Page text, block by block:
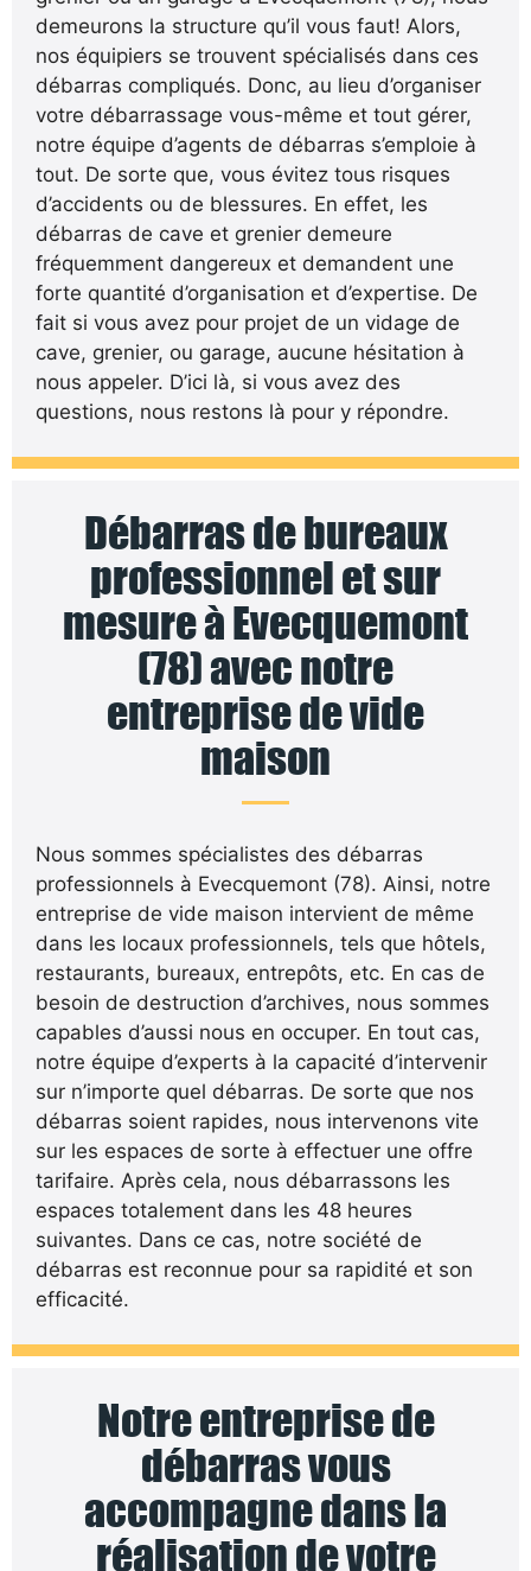
demeurons la structure qu’il vous faut! Alors,
nos équipiers se trouvent spécialisés dans ces
débarras compliqués. Donc, au lieu d’organiser
votre débarrassage vous-même et tout gérer,
notre équipe d’agents de débarras s’emploie à
tout. De sorte que, vous évitez tous risques
d’accidents ou de blessures. En effet, les
débarras de cave et grenier demeure
fréquemment dangereux et demandent une
forte quantité d’organisation et d’expertise. De
fait si vous avez pour projet de un vidage de
cave, grenier, ou garage, aucune hésitation à
nous appeler. D’ici là, si vous avez des
questions, nous restons là pour y répondre.
Débarras de bureaux
professionnel et sur
mesure à Evecquemont
(78) avec notre
entreprise de vide
maison
Nous sommes spécialistes des débarras
professionnels à Evecquemont (78). Ainsi, notre
entreprise de vide maison intervient de même
dans les locaux professionnels, tels que hôtels,
restaurants, bureaux, entrepôts, etc. En cas de
besoin de destruction d’archives, nous sommes
capables d’aussi nous en occuper. En tout cas,
notre équipe d’experts à la capacité d’intervenir
sur n’importe quel débarras. De sorte que nos
débarras soient rapides, nous intervenons vite
sur les espaces de sorte à effectuer une offre
tarifaire. Après cela, nous débarrassons les
espaces totalement dans les 48 heures
suivantes. Dans ce cas, notre société de
débarras est reconnue pour sa rapidité et son
efficacité.
Notre entreprise de
débarras vous
accompagne dans la
réalisation de votre